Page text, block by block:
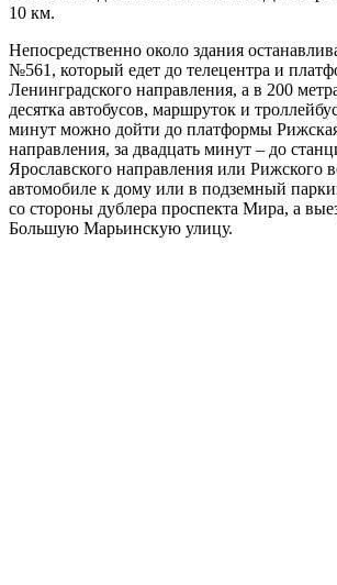
10 км.
Непосредственно около здания
№561, который едет до телецентра и
Ленинградского направления, а в 200
десятка автобусов, маршруток и
минут можно дойти до платформы
направления, за двадцать минут – до
Ярославского направления или Рижского
автомобиле к дому или в подземный
со стороны дублера проспекта Мира, а
Большую Марьинскую улицу.